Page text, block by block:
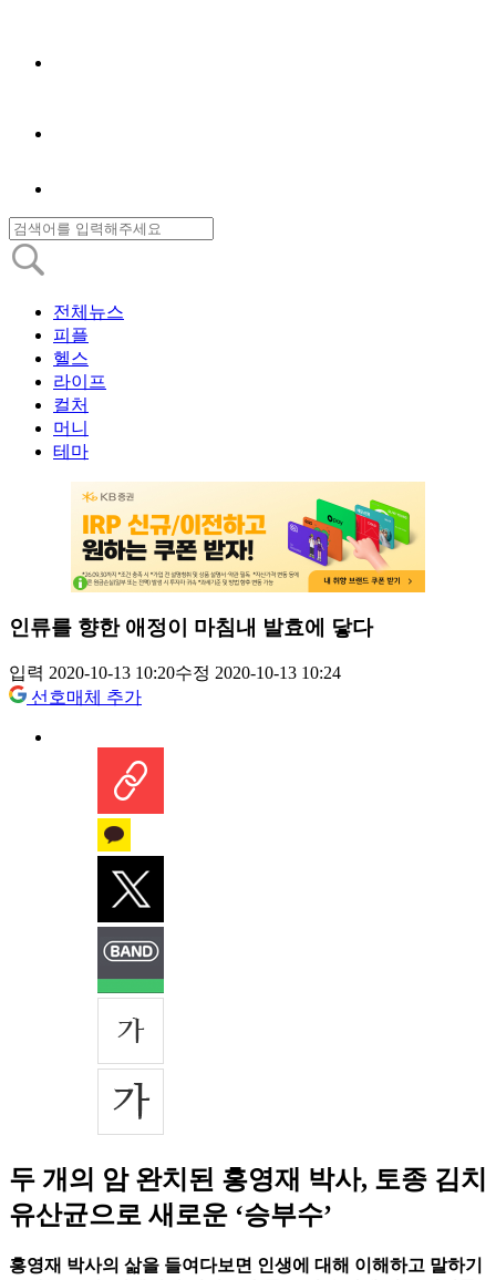
전체뉴스
피플
헬스
라이프
컬처
머니
테마
인류를 향한 애정이 마침내 발효에 닿다
입력 2020-10-13 10:20수정 2020-10-13 10:24
선호매체 추가
두 개의 암 완치된 홍영재 박사, 토종 김치
유산균으로 새로운 ‘승부수’
홍영재 박사의 삶을 들여다보면 인생에 대해 이해하고 말하기